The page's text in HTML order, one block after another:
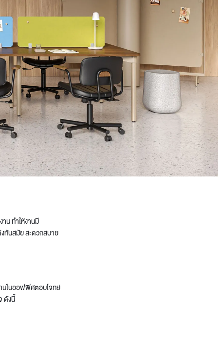
าน ทำให้งานมี
ทันสมัย สะดวกสบาย
านในออฟฟิศตอบโจทย์
ดังนี้